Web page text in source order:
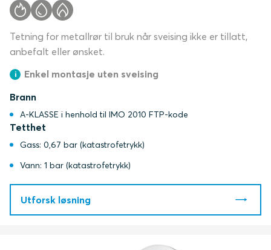
Tetning for metallrør til bruk når sveising ikke er tillatt,
anbefalt eller ønsket.
Enkel montasje uten sveising
Brann
A-KLASSE i henhold til IMO 2010 FTP-kode
Tetthet
Gass: 0,67 bar (katastrofetrykk)
Vann: 1 bar (katastrofetrykk)
Utforsk løsning